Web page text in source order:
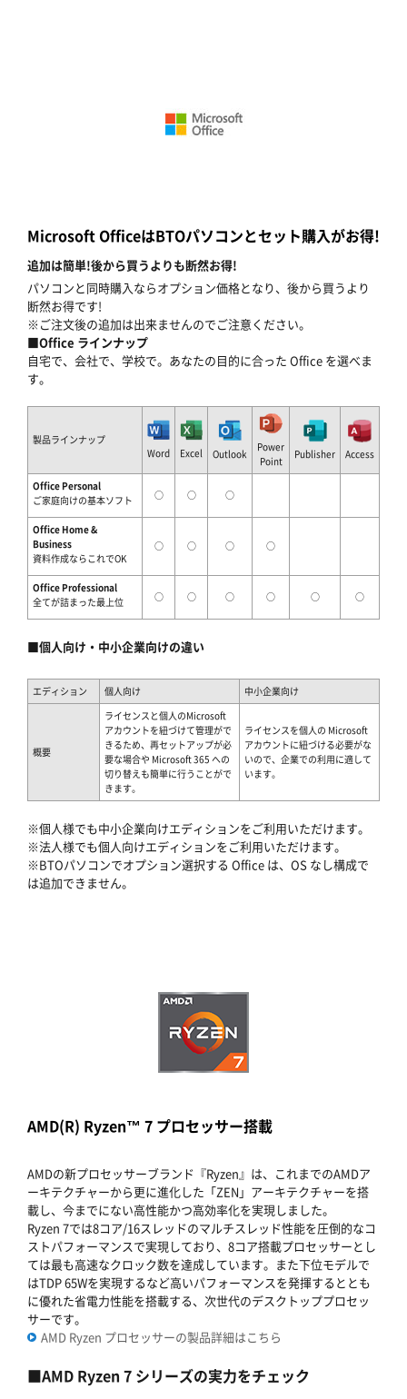
Microsoft OfficeはBTOパソコンとセット購入がお得!
追加は簡単!後から買うよりも断然お得!
パソコンと同時購入ならオプション価格となり、後から買うより
断然お得です!
※ご注文後の追加は出来ませんのでご注意ください。
■Office ラインナップ
自宅で、会社で、学校で。あなたの目的に合った Office を選べま
す。
製品ラインナップ
Word
Excel Outlook
Power
Point
Publisher Access
Office Personal
ご家庭向けの基本ソフト
○ ○ ○
Office Home &
Business
資料作成ならこれでOK
○ ○ ○ ○
Office Professional
全てが詰まった最上位
○ ○ ○ ○ ○ ○
■個人向け・中小企業向けの違い
エディション 個人向け 中小企業向け
概要
ライセンスと個人のMicrosoft
アカウントを紐づけて管理がで
きるため、再セットアップが必
要な場合や Microsoft 365 への
切り替えも簡単に行うことがで
きます。
ライセンスを個人の Microsoft
アカウントに紐づける必要がな
いので、企業での利用に適して
います。
※個人様でも中小企業向けエディションをご利用いただけます。
※法人様でも個人向けエディションをご利用いただけます。
※BTOパソコンでオプション選択する Office は、OS なし構成で
は追加できません。
AMD(R) Ryzen™ 7 プロセッサー搭載
AMDの新プロセッサーブランド『Ryzen』は、これまでのAMDア
ーキテクチャーから更に進化した「ZEN」アーキテクチャーを搭
載し、今までにない高性能かつ高効率化を実現しました。
Ryzen 7では8コア/16スレッドのマルチスレッド性能を圧倒的なコ
ストパフォーマンスで実現しており、8コア搭載プロセッサーとし
ては最も高速なクロック数を達成しています。また下位モデルで
はTDP 65Wを実現するなど高いパフォーマンスを発揮するととも
に優れた省電力性能を搭載する、次世代のデスクトッププロセッ
サーです。
AMD Ryzen プロセッサーの製品詳細はこちら
■AMD Ryzen 7 シリーズの実力をチェック